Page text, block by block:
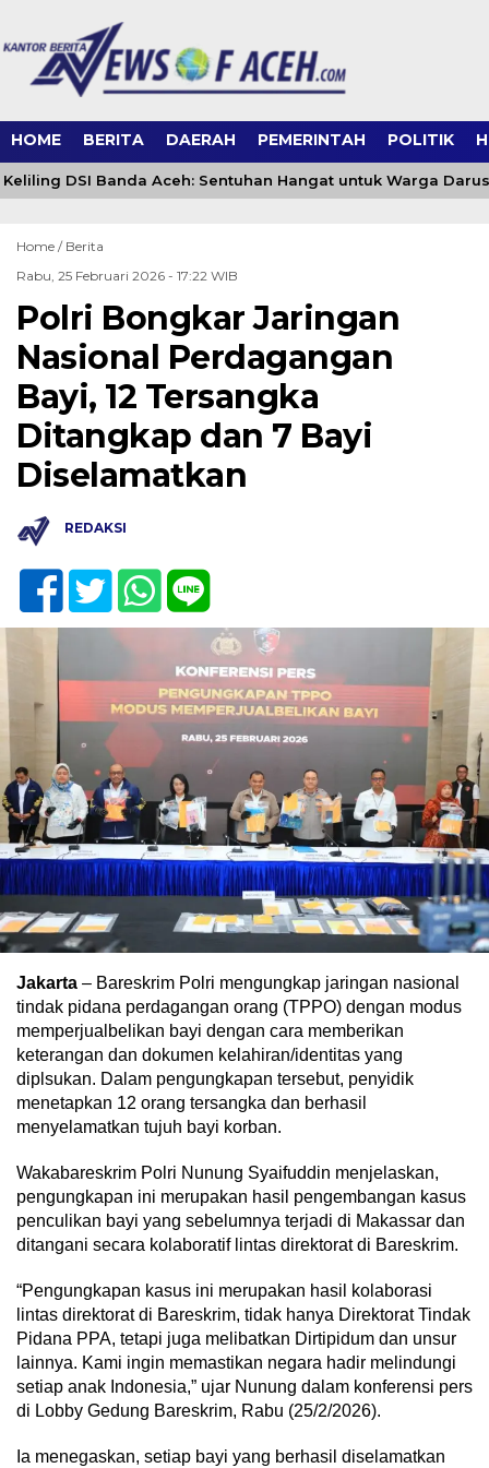
HOME BERITA DAERAH PEMERINTAH POLITIK
DSI Banda Aceh: Sentuhan Hangat untuk Warga
Home / Berita
Rabu, 25 Februari 2026 - 17:22 WIB
Polri Bongkar Jaringan
Nasional Perdagangan
Bayi, 12 Tersangka
Ditangkap dan 7 Bayi
Diselamatkan
REDAKSI
Jakarta – Bareskrim Polri mengungkap jaringan nasional
tindak pidana perdagangan orang (TPPO) dengan modus
memperjualbelikan bayi dengan cara memberikan
keterangan dan dokumen kelahiran/identitas yang
diplsukan. Dalam pengungkapan tersebut, penyidik
menetapkan 12 orang tersangka dan berhasil
menyelamatkan tujuh bayi korban.
Wakabareskrim Polri Nunung Syaifuddin menjelaskan,
pengungkapan ini merupakan hasil pengembangan kasus
penculikan bayi yang sebelumnya terjadi di Makassar dan
ditangani secara kolaboratif lintas direktorat di Bareskrim.
“Pengungkapan kasus ini merupakan hasil kolaborasi
lintas direktorat di Bareskrim, tidak hanya Direktorat Tindak
Pidana PPA, tetapi juga melibatkan Dirtipidum dan unsur
lainnya. Kami ingin memastikan negara hadir melindungi
setiap anak Indonesia,” ujar Nunung dalam konferensi pers
di Lobby Gedung Bareskrim, Rabu (25/2/2026).
Ia menegaskan, setiap bayi yang berhasil diselamatkan